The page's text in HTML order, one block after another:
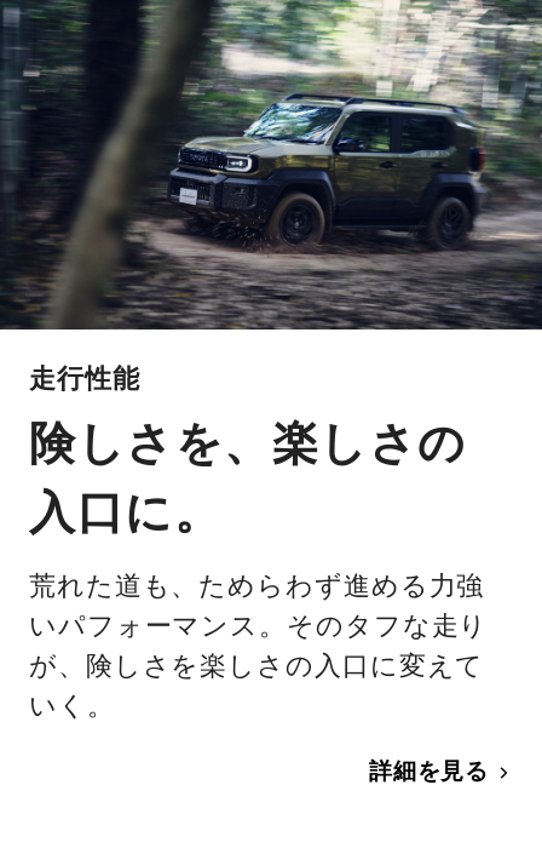
走行性能
険しさを、楽しさの
入口に。
荒れた道も、ためらわず進める力強
いパフォーマンス。そのタフな走り
が、険しさを楽しさの入口に変えて
いく。
詳細を見る